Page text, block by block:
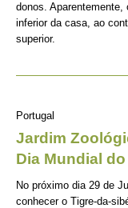
donos.
inferior da casa, ao
superior.
Portugal
Jardim
Dia Mundial
No próximo dia 29 de
conhecer o Tigre-da-